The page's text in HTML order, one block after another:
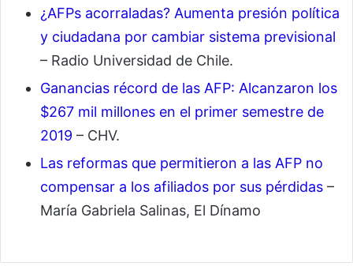
¿AFPs acorraladas? Aumenta presión política
y ciudadana por cambiar sistema previsional
– Radio Universidad de Chile.
Ganancias récord de las AFP: Alcanzaron los
$267 mil millones en el primer semestre de
2019 – CHV.
Las reformas que permitieron a las AFP no
compensar a los afiliados por sus pérdidas –
María Gabriela Salinas, El Dínamo